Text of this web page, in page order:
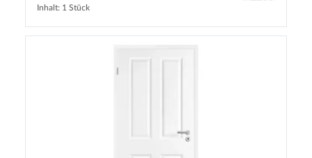
Inhalt: 1 Stück